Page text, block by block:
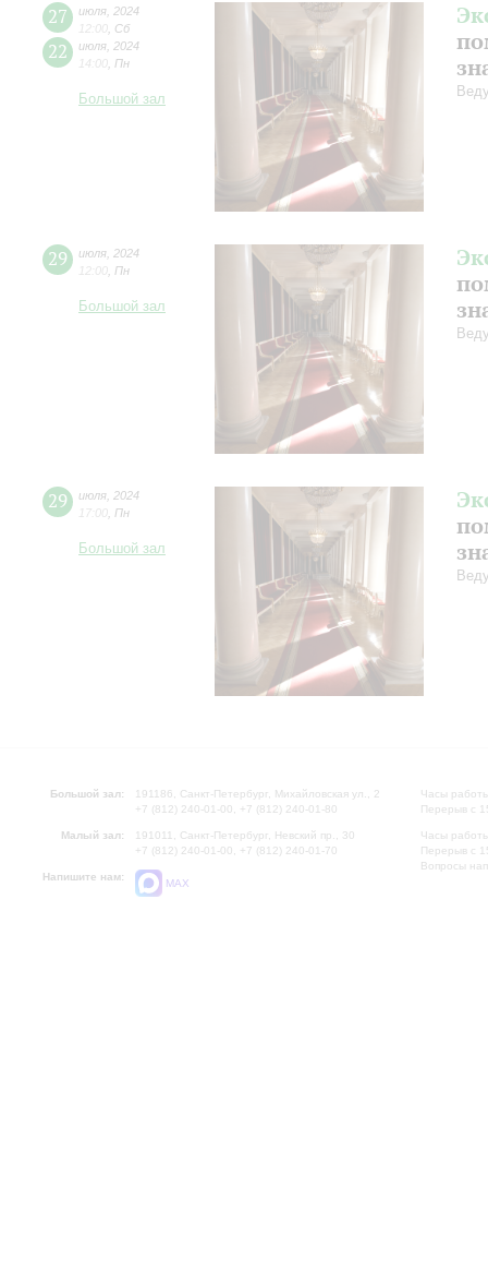
27 июля 2024
12:00 Сб
22 июля 2024
14:00 Пн
Большой зал
29 июля 2024
12:00 Пн
Большой зал
29 июля 2024
17:00 Пн
Большой зал
Большой зал:
191186, Санкт-Петербург, Михайловская ул., 2
+7 (812) 240-01-00, +7 (812) 240-01-80
Малый зал:
191011, Санкт-Петербург, Невский пр., 30
+7 (812) 240-01-00, +7 (812) 240-01-70
Напишите нам:
MAX
Часы
Перерыв с
Часы
Перерыв с
Вопросы